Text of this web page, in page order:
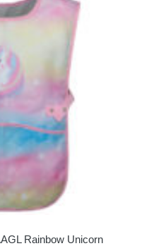
Rainbow Unicorn